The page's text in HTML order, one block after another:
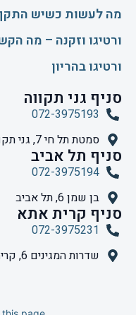
​מה לעשות כשיש התקף
ורטיגו וזקנה – מה
ורטיגו בהריון
סניף גני תקווה
072-3975193
סמטת תל חי 7, גני תקווה
סניף תל אביב
072-3975194
בן שמן 6, תל אביב
סניף קרית אתא
072-3975231
שדרות המגינים 6, קרית אתא